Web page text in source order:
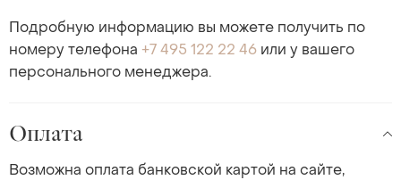
Подробную информацию вы можете получить по
номеру телефона +7 495 122 22 46 или у вашего
персонального менеджера.
Оплата
Возможна оплата банковской картой на сайте,